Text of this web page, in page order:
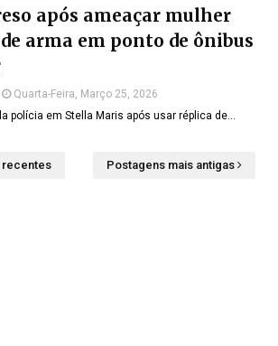
após ameaçar mulher
arma em ponto de ônibus
Quarta-Feira, Março 25, 2026
polícia em Stella Maris após usar réplica de…
recentes Postagens mais antigas